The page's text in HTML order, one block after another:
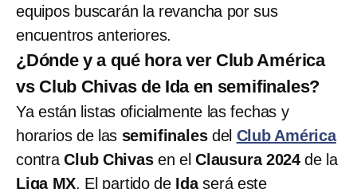
equipos buscarán la revancha por sus
encuentros anteriores.
¿Dónde y a qué hora ver Club América
vs Club Chivas de Ida en semifinales?
Ya están listas oficialmente las fechas y
horarios de las semifinalesdel Club América
contraClub Chivasen elClausura 2024 de la
Liga MX. El partido de Idaserá este